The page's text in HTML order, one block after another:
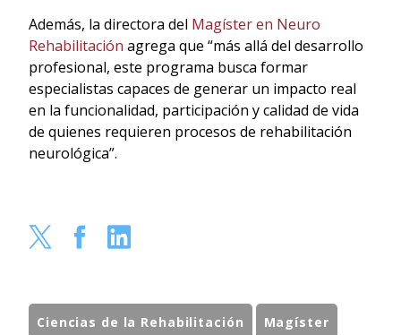
Además, la directora del Magíster en Neuro
Rehabilitación agrega que “más allá del desarrollo
profesional, este programa busca formar
especialistas capaces de generar un impacto real
en la funcionalidad, participación y calidad de vida
de quienes requieren procesos de rehabilitación
neurológica”.
Ciencias de la Rehabilitación Magíster